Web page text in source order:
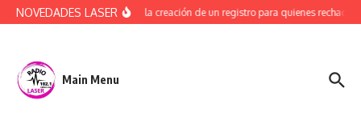
Saltar al contenido
NOVEDADES LASERAvanza la creación de un registro para quienes rechacen
Main Menu